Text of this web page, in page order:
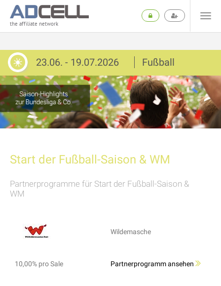
the affiliate network
23.06. - 19.07.2026 Fußball
Start der Fußball-Saison & WM
Partnerprogramme für Start der Fußball-Saison &
WM
Wildemasche
10,00% pro Sale Partnerprogramm ansehen